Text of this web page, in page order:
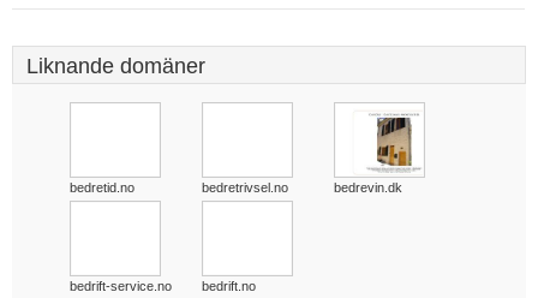
Liknande domäner
bedretid.no bedretrivsel.no bedrevin.dk
bedrift-service.no bedrift.no